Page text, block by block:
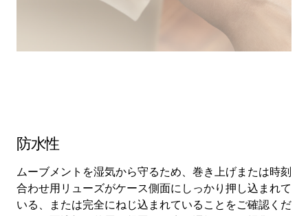
防水性
ムーブメントを湿気から守るため、巻き上げまたは時刻
合わせ用リューズがケース側面にしっかり押し込まれて
いる、または完全にねじ込まれていることをご確認くだ